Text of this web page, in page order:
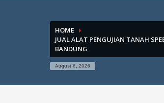
Phone : 022 686 5330
Fax : 022 686 8016
HOME
JUAL ALAT PENGUJIAN TANAH
BANDUNG
August 6, 2026